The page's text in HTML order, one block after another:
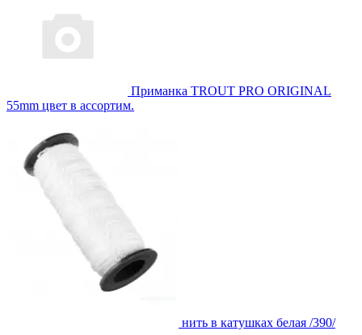
Приманка TROUT PRO ORIGINAL
55mm цвет в ассортим.
нить в катушках белая /390/